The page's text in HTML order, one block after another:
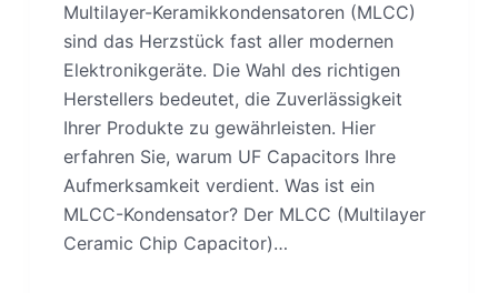
Multilayer-Keramikkondensatoren (MLCC)
sind das Herzstück fast aller modernen
Elektronikgeräte. Die Wahl des richtigen
Herstellers bedeutet, die Zuverlässigkeit
Ihrer Produkte zu gewährleisten. Hier
erfahren Sie, warum UF Capacitors Ihre
Aufmerksamkeit verdient. Was ist ein
MLCC-Kondensator? Der MLCC (Multilayer
Ceramic Chip Capacitor)…